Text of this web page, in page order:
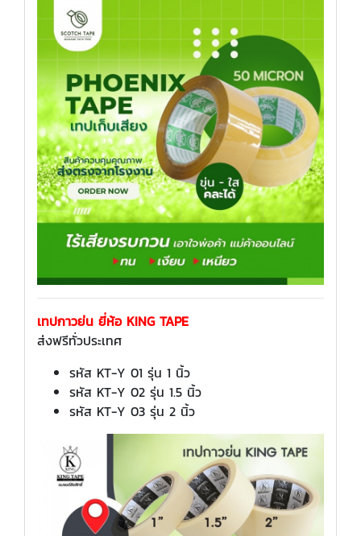
เทปกาวย่น ยี่ห้อ KING TAPE
ส่งฟรีทั่วประเทศ
รหัส KT-Y 01 รุ่น 1 นิ้ว
รหัส KT-Y 02 รุ่น 1.5 นิ้ว
รหัส KT-Y 03 รุ่น 2 นิ้ว